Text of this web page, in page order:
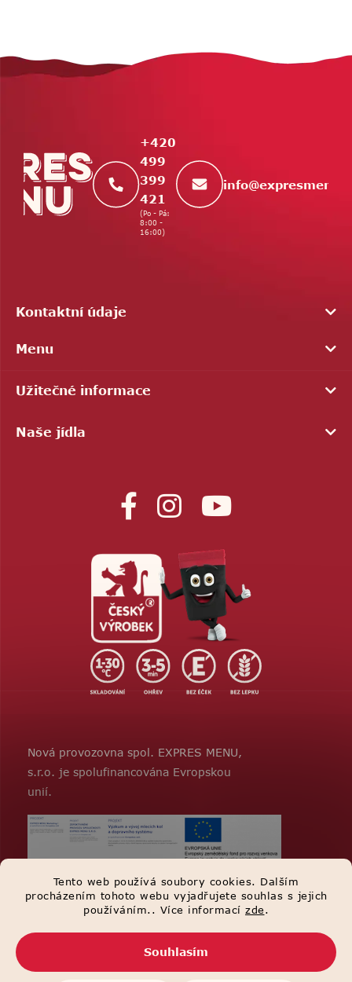
Tento web používá soubory cookies. Dalším
procházením tohoto webu vyjadřujete souhlas s jejich
používáním.. Více informací zde.
Souhlasím
Z
á
+420
499
399
421
(Po - Pá:
8:00 -
16:00)
info@
Kontaktní údaje
Menu
Užitečné informace
Naše jídla
Nová provozovna spol. EXPRES MENU,
s.r.o. je spolufinancována Evropskou
unií.